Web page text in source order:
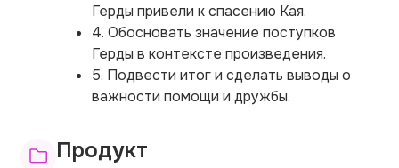
Герды привели к спасению Кая.
4. Обосновать значение поступков
Герды в контексте произведения.
5. Подвести итог и сделать выводы о
важности помощи и дружбы.
Продукт